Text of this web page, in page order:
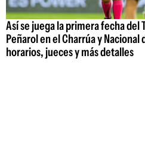
Así se juega la primera fecha del
Peñarol en el Charrúa y
horarios, jueces y más detalles